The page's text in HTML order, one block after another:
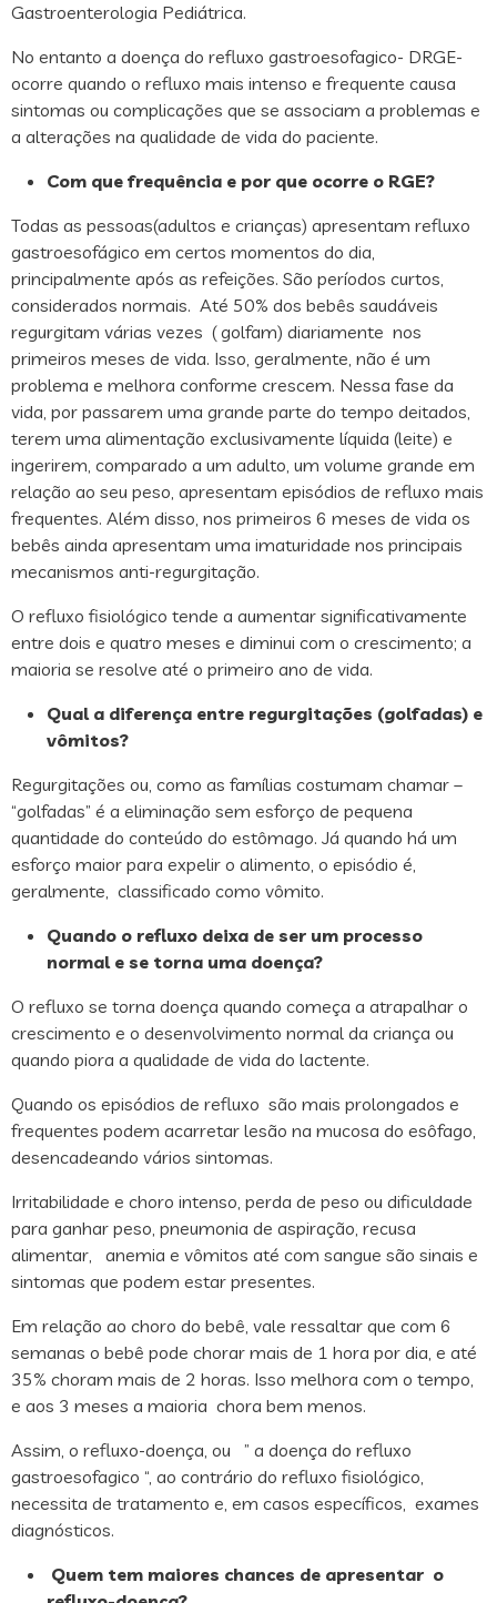
Gastroenterologia Pediátrica.
No entanto a doença do refluxo gastroesofagico- DRGE-
ocorre quando o refluxo mais intenso e frequente causa
sintomas ou complicações que se associam a problemas e
a alterações na qualidade de vida do paciente.
Com que frequência e por que ocorre o RGE?
Todas as pessoas(adultos e crianças) apresentam refluxo
gastroesofágico em certos momentos do dia,
principalmente após as refeições. São períodos curtos,
considerados normais. Até 50% dos bebês saudáveis
regurgitam várias vezes ( golfam) diariamente nos
primeiros meses de vida. Isso, geralmente, não é um
problema e melhora conforme crescem. Nessa fase da
vida, por passarem uma grande parte do tempo deitados,
terem uma alimentação exclusivamente líquida (leite) e
ingerirem, comparado a um adulto, um volume grande em
relação ao seu peso, apresentam episódios de refluxo mais
frequentes. Além disso, nos primeiros 6 meses de vida os
bebês ainda apresentam uma imaturidade nos principais
mecanismos anti-regurgitação.
O refluxo fisiológico tende a aumentar significativamente
entre dois e quatro meses e diminui com o crescimento; a
maioria se resolve até o primeiro ano de vida.
Qual a diferença entre regurgitações (golfadas) e
vômitos?
Regurgitações ou, como as famílias costumam chamar –
“golfadas” é a eliminação sem esforço de pequena
quantidade do conteúdo do estômago. Já quando há um
esforço maior para expelir o alimento, o episódio é,
geralmente, classificado como vômito.
Quando o refluxo deixa de ser um processo
normal e se torna uma doença?
O refluxo se torna doença quando começa a atrapalhar o
crescimento e o desenvolvimento normal da criança ou
quando piora a qualidade de vida do lactente.
Quando os episódios de refluxo são mais prolongados e
frequentes podem acarretar lesão na mucosa do esôfago,
desencadeando vários sintomas.
Irritabilidade e choro intenso, perda de peso ou dificuldade
para ganhar peso, pneumonia de aspiração, recusa
alimentar, anemia e vômitos até com sangue são sinais e
sintomas que podem estar presentes.
Em relação ao choro do bebê, vale ressaltar que com 6
semanas o bebê pode chorar mais de 1 hora por dia, e até
35% choram mais de 2 horas. Isso melhora com o tempo,
e aos 3 meses a maioria chora bem menos.
Assim, o refluxo-doença, ou ” a doença do refluxo
gastroesofagico “, ao contrário do refluxo fisiológico,
necessita de tratamento e, em casos específicos, exames
diagnósticos.
Quem tem maiores chances de apresentar o